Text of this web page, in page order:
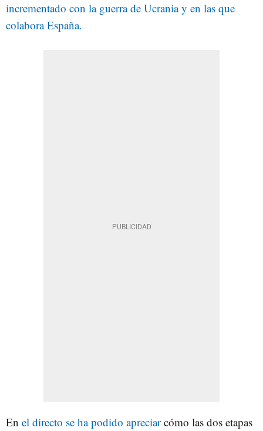
incrementado con la guerra de Ucrania y en las que
colabora España.
En el directo se ha podido apreciarcómo las dos etapas